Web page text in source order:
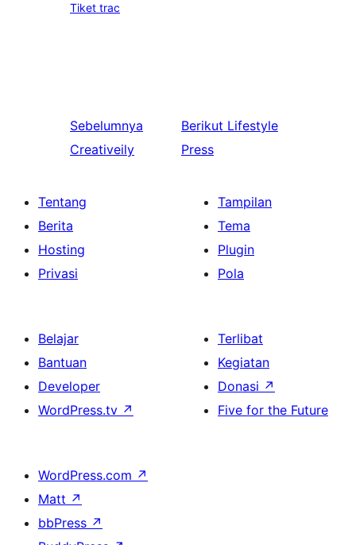
Tiket trac
Sebelumnya
Creativeily
Berikut Lifestyle
Press
Tentang
Berita
Hosting
Privasi
Tampilan
Tema
Plugin
Pola
Belajar
Bantuan
Developer
WordPress.tv ↗
Terlibat
Kegiatan
Donasi ↗
Five for the Future
WordPress.com ↗
Matt ↗
bbPress ↗